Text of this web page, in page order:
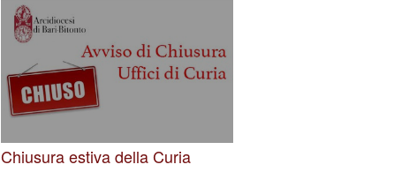
Chiusura estiva della Curia